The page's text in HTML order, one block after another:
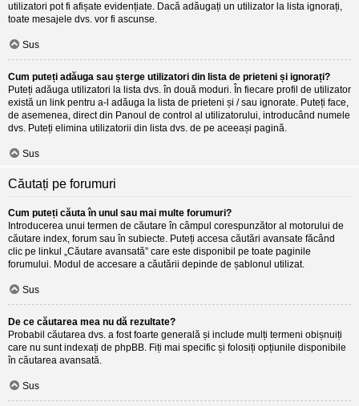
utilizatori pot fi afișate evidențiate. Dacă adăugați un utilizator la lista ignorați,
toate mesajele dvs. vor fi ascunse.
Sus
Cum puteți adăuga sau șterge utilizatori din lista de prieteni și ignorați?
Puteți adăuga utilizatori la lista dvs. în două moduri. În fiecare profil de utilizator
există un link pentru a-l adăuga la lista de prieteni și / sau ignorate. Puteți face,
de asemenea, direct din Panoul de control al utilizatorului, introducând numele
dvs. Puteți elimina utilizatorii din lista dvs. de pe aceeași pagină.
Sus
Căutați pe forumuri
Cum puteți căuta în unul sau mai multe forumuri?
Introducerea unui termen de căutare în câmpul corespunzător al motorului de
căutare index, forum sau în subiecte. Puteți accesa căutări avansate făcând
clic pe linkul „Căutare avansată” care este disponibil pe toate paginile
forumului. Modul de accesare a căutării depinde de șablonul utilizat.
Sus
De ce căutarea mea nu dă rezultate?
Probabil căutarea dvs. a fost foarte generală și include mulți termeni obișnuiți
care nu sunt indexați de phpBB. Fiți mai specific și folosiți opțiunile disponibile
în căutarea avansată.
Sus